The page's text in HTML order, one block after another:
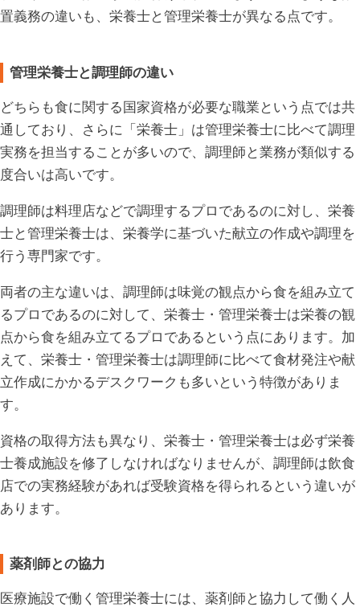
置義務の違いも、栄養士と管理栄養士が異なる点です。
管理栄養士と調理師の違い
どちらも食に関する国家資格が必要な職業という点では共
通しており、さらに「栄養士」は管理栄養士に比べて調理
実務を担当することが多いので、調理師と業務が類似する
度合いは高いです。
調理師は料理店などで調理するプロであるのに対し、栄養
士と管理栄養士は、栄養学に基づいた献立の作成や調理を
行う専門家です。
両者の主な違いは、調理師は味覚の観点から食を組み立て
るプロであるのに対して、栄養士・管理栄養士は栄養の観
点から食を組み立てるプロであるという点にあります。加
えて、栄養士・管理栄養士は調理師に比べて食材発注や献
立作成にかかるデスクワークも多いという特徴がありま
す。
資格の取得方法も異なり、栄養士・管理栄養士は必ず栄養
士養成施設を修了しなければなりませんが、調理師は飲食
店での実務経験があれば受験資格を得られるという違いが
あります。
薬剤師との協力
医療施設で働く管理栄養士には、薬剤師と協力して働く人